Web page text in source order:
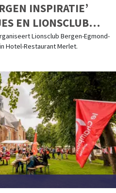
INSPIRATIE’
EN LIONSCLUB
Lionsclub Bergen-Egmond-
Hotel-Restaurant Merlet.